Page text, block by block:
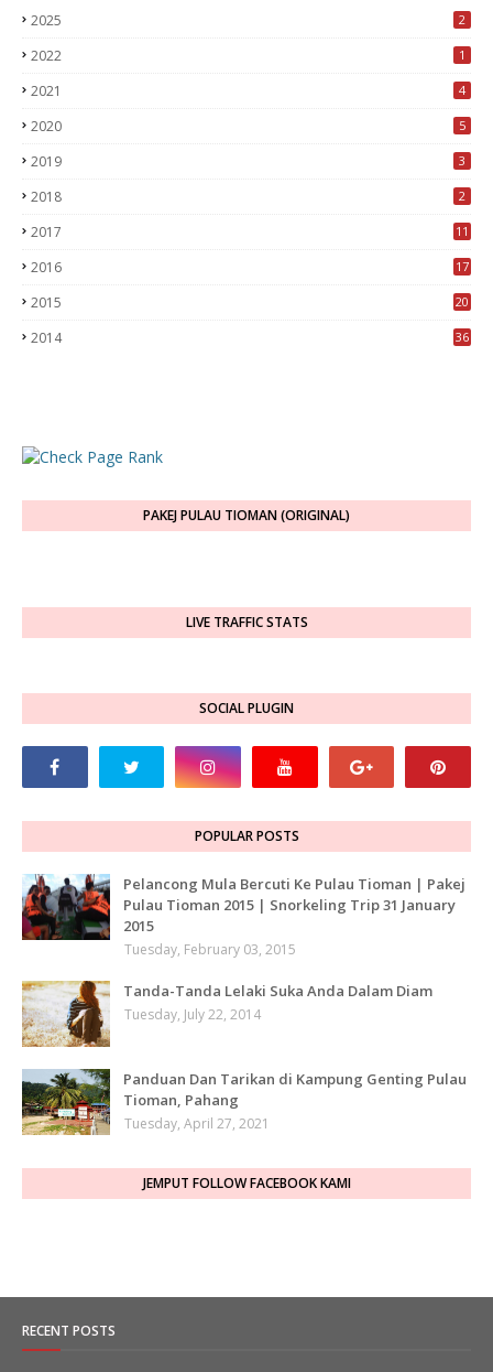
2025 2
2022 1
2021 4
2020 5
2019 3
2018 2
2017 11
2016 17
2015 20
2014 36
PAKEJ PULAU TIOMAN (ORIGINAL)
LIVE TRAFFIC STATS
SOCIAL PLUGIN
POPULAR POSTS
Pelancong Mula Bercuti Ke Pulau Tioman | Pakej
Pulau Tioman 2015 | Snorkeling Trip 31 January
2015
Tuesday, February 03, 2015
Tanda-Tanda Lelaki Suka Anda Dalam Diam
Tuesday, July 22, 2014
Panduan Dan Tarikan di Kampung Genting Pulau
Tioman, Pahang
Tuesday, April 27, 2021
JEMPUT FOLLOW FACEBOOK KAMI
RECENT POSTS